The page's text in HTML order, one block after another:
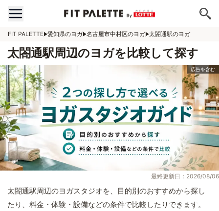
FIT PALETTE 愛知県のヨガ 名古屋市中村区のヨガ 太閤通駅のヨガ
太閤通駅周辺のヨガを比較して探す
最終更新日：2026/08/06
太閤通駅周辺のヨガスタジオを、目的別のおすすめから探し
たり、料金・体験・設備などの条件で比較したりできます。